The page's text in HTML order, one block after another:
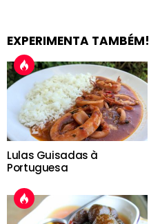
EXPERIMENTA TAMBÉM!
Lulas Guisadas à
Portuguesa